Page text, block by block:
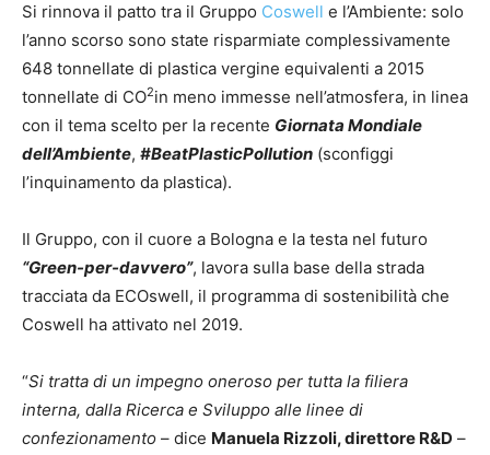
Si rinnova il patto tra il Gruppo Coswell e l’Ambiente: solo
l’anno scorso sono state risparmiate complessivamente
648 tonnellate di plastica vergine equivalenti a 2015
tonnellate di CO2in meno immesse nell’atmosfera, in linea
con il tema scelto per la recente Giornata Mondiale
dell’Ambiente, #BeatPlasticPollution (sconfiggi
l’inquinamento da plastica).
Il Gruppo, con il cuore a Bologna e la testa nel futuro
“Green-per-davvero”, lavora sulla base della strada
tracciata da ECOswell, il programma di sostenibilità che
Coswell ha attivato nel 2019.
“Si tratta di un impegno oneroso per tutta la filiera
interna, dalla Ricerca e Sviluppo alle linee di
confezionamento – dice Manuela Rizzoli, direttore R&D –